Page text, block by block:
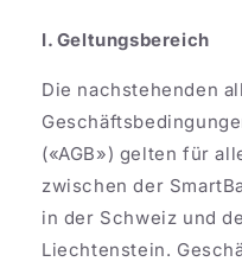
I. Geltungsbereich
Die nachstehenden
(«AGB») gelten für
zwischen der
in der Schweiz und
Liechtenstein.